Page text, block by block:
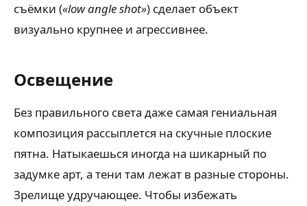
съёмки («low angle shot») сделает объект
визуально крупнее и агрессивнее.
Освещение
Без правильного света даже самая гениальная
композиция рассыплется на скучные плоские
пятна. Натыкаешься иногда на шикарный по
задумке арт, а тени там лежат в разные стороны.
Зрелище удручающее. Чтобы избежать